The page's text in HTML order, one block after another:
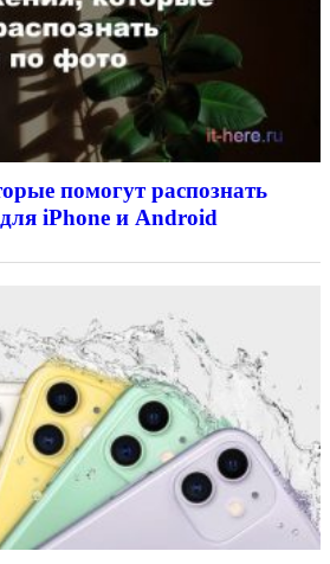
помогут распознать
iPhone и Android